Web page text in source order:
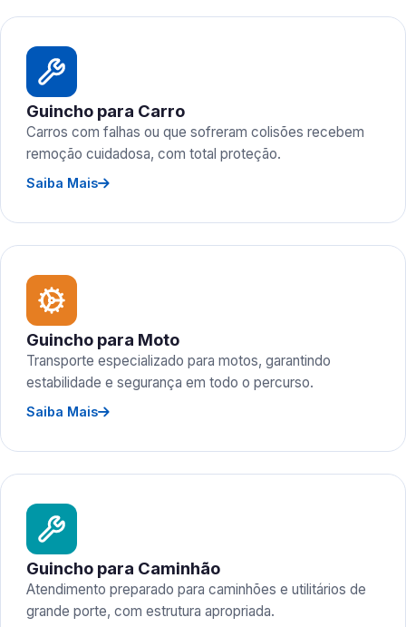
Guincho para Carro
Carros com falhas ou que sofreram colisões recebem
remoção cuidadosa, com total proteção.
Saiba Mais
Guincho para Moto
Transporte especializado para motos, garantindo
estabilidade e segurança em todo o percurso.
Saiba Mais
Guincho para Caminhão
Atendimento preparado para caminhões e utilitários de
grande porte, com estrutura apropriada.